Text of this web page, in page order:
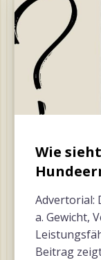
Wie
Advertorial:
a. Gewicht,
Beitrag